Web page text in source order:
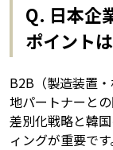
Q. 日本企
ポイント
B2B（製造装置
地パートナーと
差別化戦略と韓
ィングが重要です